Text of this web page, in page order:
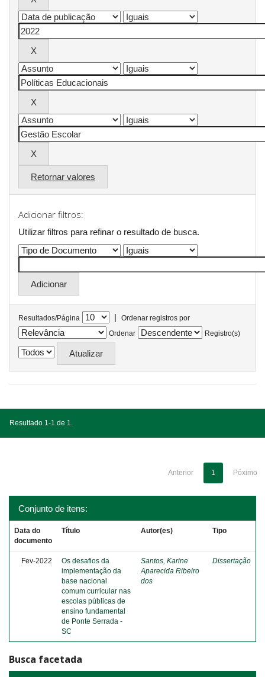
Retornar valores
Adicionar filtros:
Utilizar filtros para refinar o resultado de busca.
Resultados/Página |
Ordenar registros por
Ordenar
Registro(s)
Resultado 1-1 de 1.
Anterior 1 Póximo
Conjunto de itens:
Data do
documento
Título Autor(es) Tipo
Fev-2022
Os desafios da
implementação da
base nacional
comum curricular nas
escolas públicas de
ensino fundamental
de Ponte Serrada -
SC
Santos, Karine
Aparecida Ribeiro
dos
Dissertação
Busca facetada